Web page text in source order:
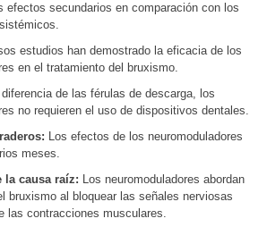
efectos secundarios en comparación con los
estudios han demostrado la eficacia de los
en el tratamiento del bruxismo.
de las férulas de descarga, los
no requieren el uso de dispositivos dentales.
Los efectos de los neuromoduladores
meses.
la causa raíz: Los neuromoduladores abordan
bruxismo al bloquear las señales nerviosas
las contracciones musculares.